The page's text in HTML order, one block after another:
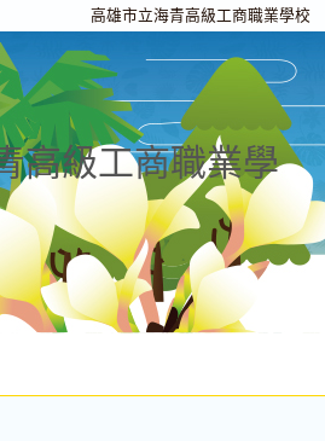
高雄市立海青高級工商職業學校
高級工商職業學